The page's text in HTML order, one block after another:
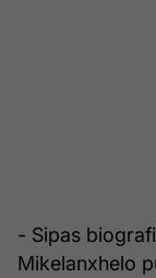
- Sipas
Mikelanxhelo